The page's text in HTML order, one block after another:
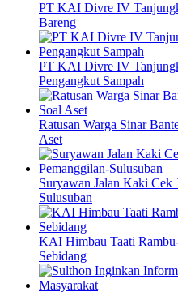
PT KAI Divre IV
Bareng
PT KAI Divre IV
Pengangkut Sampah
Ratusan Warga Sinar
Aset
Suryawan Jalan Kaki
Sulusuban
KAI Himbau Taati
Sebidang